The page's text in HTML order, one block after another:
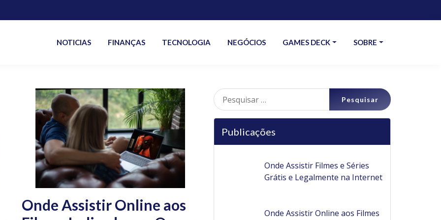
NOTICIAS FINANÇAS TECNOLOGIA NEGÓCIOS GAMES DECK SOBRE
Onde Assistir Online aos
Pesquisar
por:
Publicações
Onde Assistir Filmes e Séries
Grátis e Legalmente na Internet
Onde Assistir Online aos Filmes